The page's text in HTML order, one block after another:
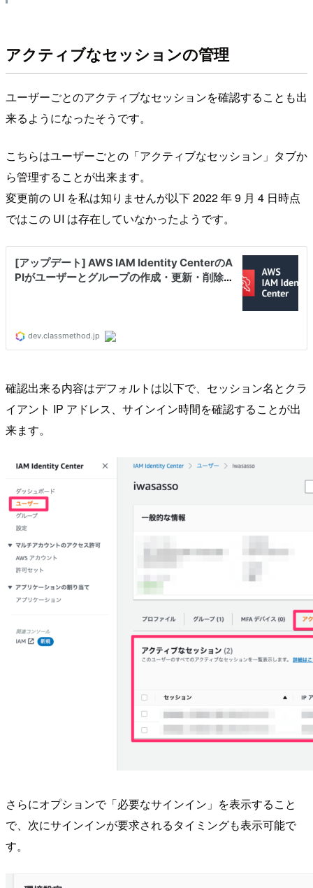
アクティブなセッションの管理
ユーザーごとのアクティブなセッションを確認することも出
来るようになったそうです。
こちらはユーザーごとの「アクティブなセッション」タブか
ら管理することが出来ます。
変更前の UI を私は知りませんが以下 2022 年 9 月 4 日時点
ではこの UI は存在していなかったようです。
確認出来る内容はデフォルトは以下で、セッション名とクラ
イアント IP アドレス、サインイン時間を確認することが出
来ます。
さらにオプションで「必要なサインイン」を表示すること
で、次にサインインが要求されるタイミングも表示可能で
す。